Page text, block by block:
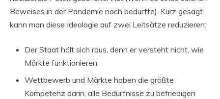
Beweises in der Pandemie noch bedurfte). Kurz gesagt
kann man diese Ideologie auf zwei Leitsätze reduzieren:
Der Staat hält sich raus, denn er versteht nicht, wie
Märkte funktionieren
Wettbewerb und Märkte haben die größte
Kompetenz darin, alle Bedürfnisse zu befriedigen